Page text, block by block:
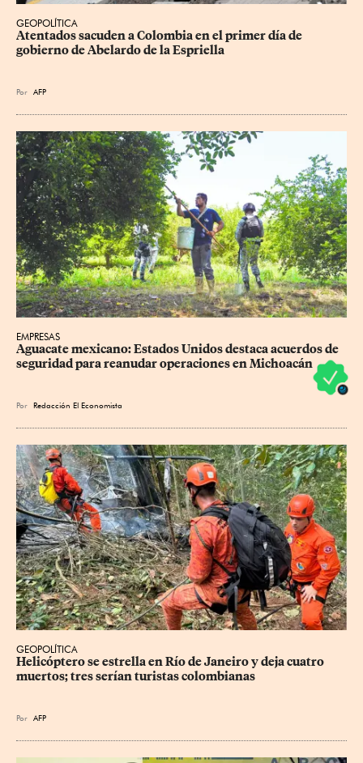
GEOPOLÍTICA
Atentados sacuden a Colombia en el primer día de
gobierno de Abelardo de la Espriella
Por AFP
EMPRESAS
Aguacate mexicano: Estados Unidos destaca acuerdos de
seguridad para reanudar operaciones en Michoacán
Por Redacción El Economista
GEOPOLÍTICA
Helicóptero se estrella en Río de Janeiro y deja cuatro
muertos; tres serían turistas colombianas
Por AFP